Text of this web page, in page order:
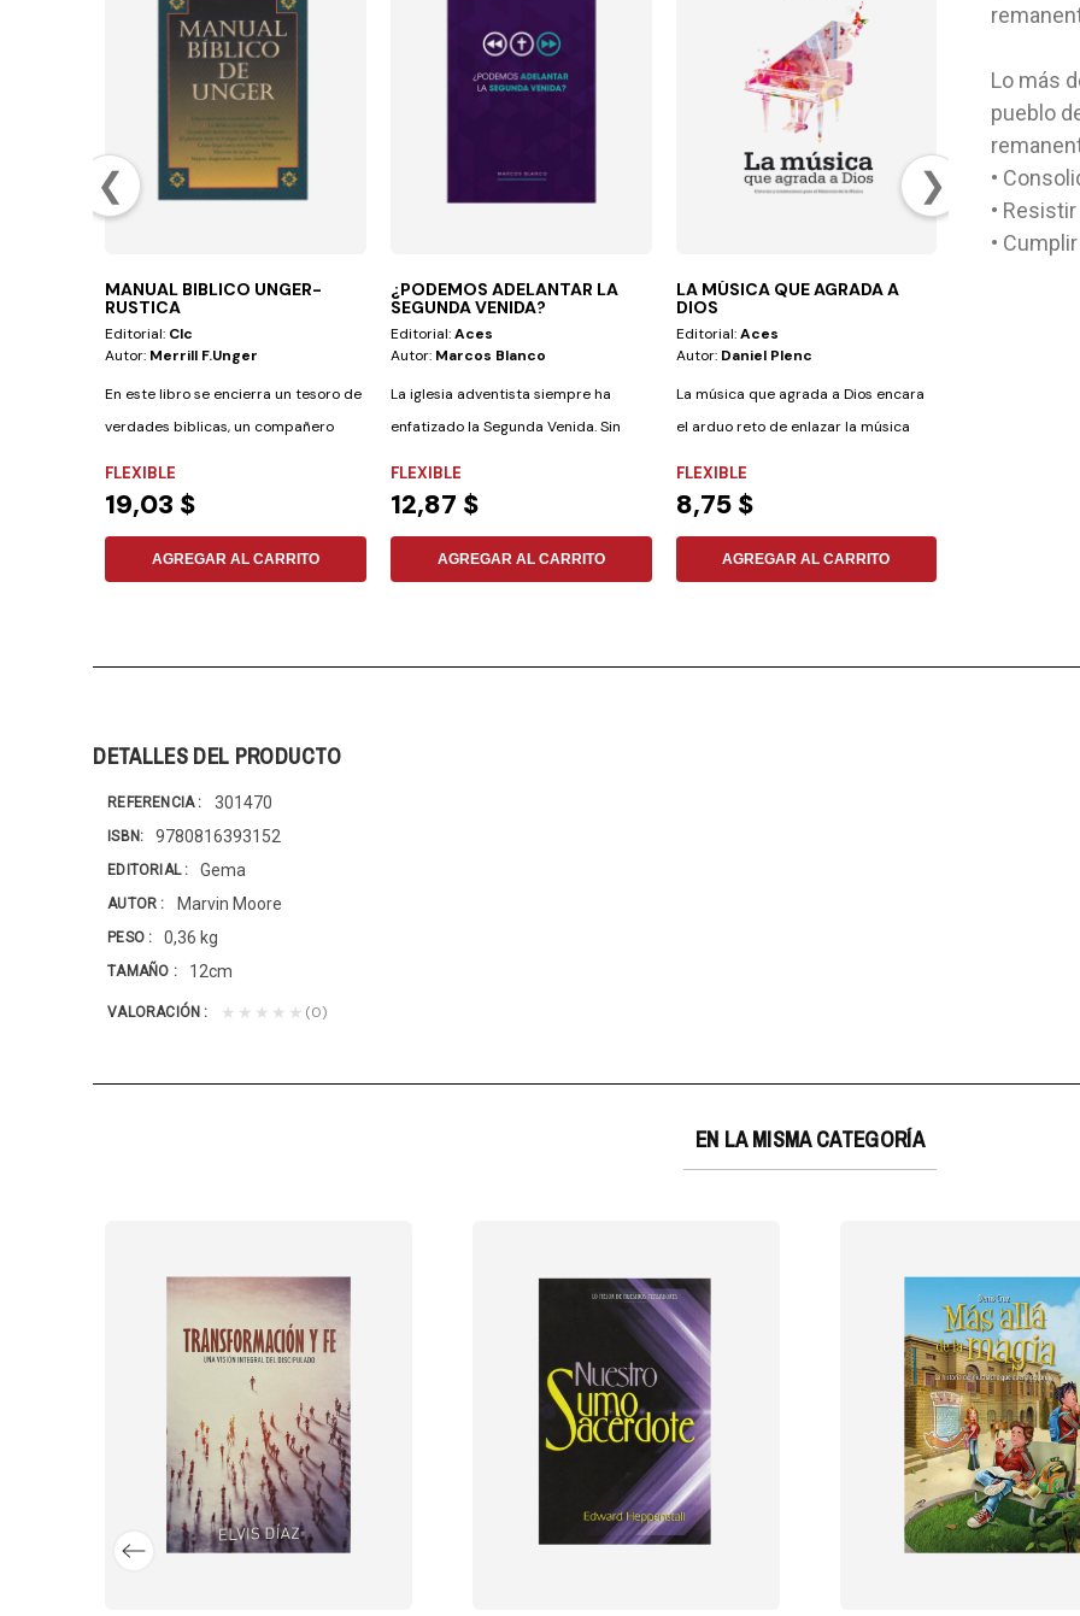
❮ ❯
MANUAL BIBLICO UNGER-
RUSTICA
Editorial: Clc
Autor: Merrill F.unger
En este libro se encierra un tesoro de
verdades biblicas, un compañero
FLEXIBLE
19,03 $
AGREGAR AL CARRITO
¿PODEMOS ADELANTAR LA
SEGUNDA VENIDA?
Editorial:Aces
Autor: Marcos Blanco
La iglesia adventista siempre ha
enfatizado la Segunda Venida. Sin
FLEXIBLE
12,87 $
AGREGAR AL CARRITO
LA MÚSICA QUE AGRADA A
DIOS
Editorial:Aces
Autor: Daniel Plenc
La música que agrada a Dios encara
el arduo reto de enlazar la música
FLEXIBLE
8,75 $
AGREGAR AL CARRITO
Lo más
pueblo
•
•
•
DETALLES DEL PRODUCTO
REFERENCIA 301470
ISBN 9780816393152
EDITORIAL Gema
AUTOR Marvin Moore
PESO 0,36 kg
TAMAÑO 12cm
VALORACIÓN ★★★★★ (0)
EN LA MISMA CATEGORÍA
las Escrituras, este libro ofrece un...